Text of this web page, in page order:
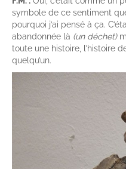
symbole de ce sentiment
pourquoi j’ai pensé à ça.
abandonnée là (un déchet)
toute une histoire, l’histoire
quelqu’un.